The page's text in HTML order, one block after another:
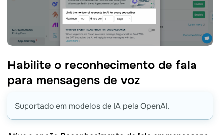
Habilite o reconhecimento de fala
para mensagens de voz
Suportado em modelos de IA pela OpenAI.